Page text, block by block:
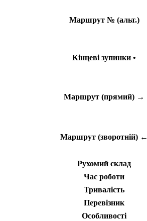
Маршрут № (альт.)
Кінцеві зупинки •
Маршрут (прямий) →
Маршрут (зворотній) ←
Рухомий склад
Час роботи
Тривалість
Перевізник
Особливості